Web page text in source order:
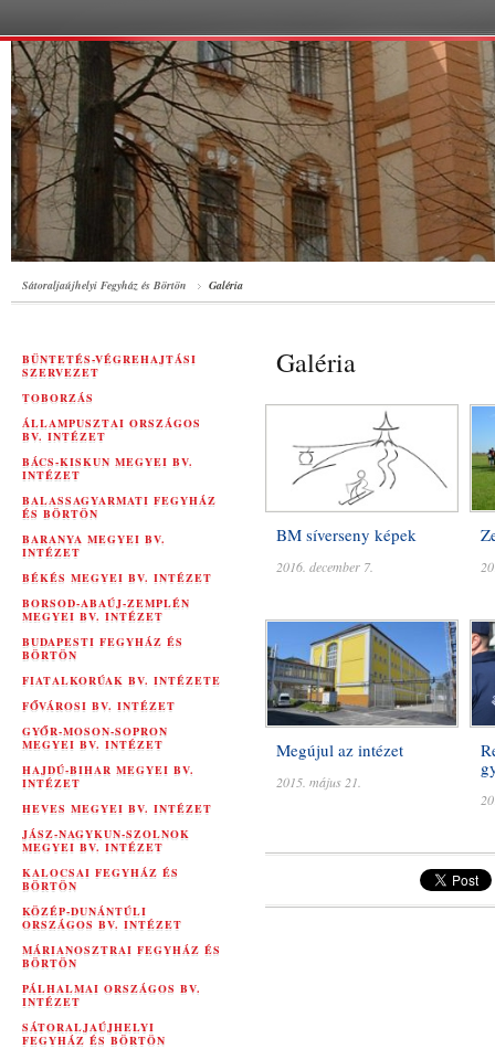
Sátoraljaújhelyi Fegyház és Börtön Galéria
BÜNTETÉS-VÉGREHAJTÁSI
SZERVEZET
TOBORZÁS
ÁLLAMPUSZTAI ORSZÁGOS
BV. INTÉZET
BÁCS-KISKUN MEGYEI BV.
INTÉZET
BALASSAGYARMATI FEGYHÁZ
ÉS BÖRTÖN
BARANYA MEGYEI BV.
INTÉZET
BÉKÉS MEGYEI BV. INTÉZET
BORSOD-ABAÚJ-ZEMPLÉN
MEGYEI BV. INTÉZET
BUDAPESTI FEGYHÁZ ÉS
BÖRTÖN
FIATALKORÚAK BV. INTÉZETE
FŐVÁROSI BV. INTÉZET
GYŐR-MOSON-SOPRON
MEGYEI BV. INTÉZET
HAJDÚ-BIHAR MEGYEI BV.
INTÉZET
HEVES MEGYEI BV. INTÉZET
JÁSZ-NAGYKUN-SZOLNOK
MEGYEI BV. INTÉZET
KALOCSAI FEGYHÁZ ÉS
BÖRTÖN
KÖZÉP-DUNÁNTÚLI
ORSZÁGOS BV. INTÉZET
MÁRIANOSZTRAI FEGYHÁZ ÉS
BÖRTÖN
PÁLHALMAI ORSZÁGOS BV.
INTÉZET
SÁTORALJAÚJHELYI
FEGYHÁZ ÉS BÖRTÖN
Galéria
BM síverseny képek
2016. december 7.
Megújul az intézet
2015. május 21.